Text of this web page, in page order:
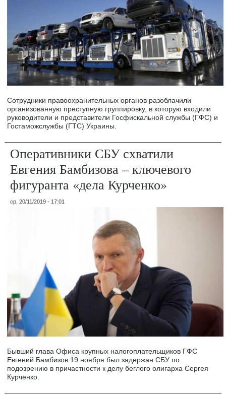
Сотрудники правоохранительных органов разоблачили
организованную преступную группировку, в которую входили
руководители и представители Госфискальной службы (ГФС) и
Гостаможслужбы (ГТС) Украины.
Оперативники СБУ схватили
Евгения Бамбизова – ключевого
фигуранта «дела Курченко»
ср, 20/11/2019 - 17:01
Бывший глава Офиса крупных налогоплательщиков ГФС
Евгений Бамбизов 19 ноября был задержан СБУ по
подозрению в причастности к делу беглого олигарха Сергея
Курченко.